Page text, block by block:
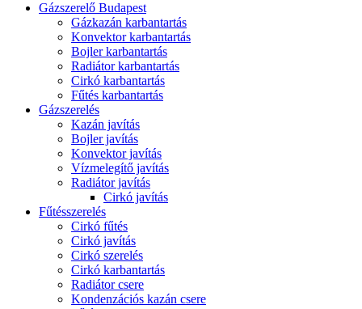
Gázszerelő Budapest
Gázkazán karbantartás
Konvektor karbantartás
Bojler karbantartás
Radiátor karbantartás
Cirkó karbantartás
Fűtés karbantartás
Gázszerelés
Kazán javítás
Bojler javítás
Konvektor javítás
Vízmelegítő javítás
Radiátor javítás
Cirkó javítás
Fűtésszerelés
Cirkó fűtés
Cirkó javítás
Cirkó szerelés
Cirkó karbantartás
Radiátor csere
Kondenzációs kazán csere